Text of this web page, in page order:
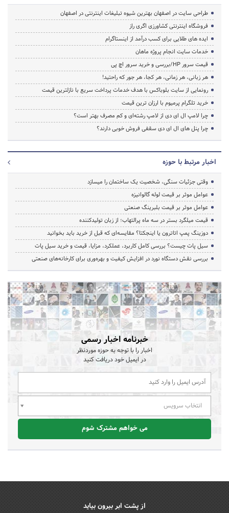
طراحی سایت در اصفهان بهترین شیوه تبلیغات اینترنتی در اصفهان
فروشگاه اینترنتی کشاورزی اگری راز
ایده های طلایی برای کسب درآمد از اینستاگرام
خدمات سایت انجام پروژه ماهان
قیمت سرور HP/بررسی و خرید سرور اچ پی
هر زبانی، هر زمانی، هر کجا، هر جور که راحتید!
رونمایی از سایت بلوباکس با هدف خدمات پرداخت سریع با نازلترین قیمت
خرید تلگرام پرمیوم با ارزان ترین قیمت
چرا لامپ ال ای دی از لامپ رشته‌ای و کم مصرف بهتر است؟
چرا پنل های ال ای دی سقفی فروش خوبی دارند؟
اخبار مرتبط با حوزه
وقتی جزئیات سنگی، شخصیت یک ساختمان را میسازد
عوامل موثر بر قیمت لوله گالوانیزه
عوامل موثر بر قیمت بلبرینگ صنعتی
قیمت میلگرد بستر در سه ماه پرالتهاب؛ از زبان تولیدکننده
دوزینگ پمپ اتاترون یا اینجکتا؟ مقایسه‌ای که قبل از خرید باید بخوانید
سیل پات چیست؟ بررسی کامل کاربرد، عملکرد، مزایا، قیمت و خرید سیل پات
بررسی نقش دستگاه نورد در افزایش کیفیت و بهره‌وری برای کارخانه‌های صنعتی
خبرنامه اخبار رسمی
اخبار را با توجه به حوزه موردنظر
در ایمیل خود دریافت کنید
انتخاب سرویس
می خواهم مشترک شوم
از پشت ابر بیرون بیاید